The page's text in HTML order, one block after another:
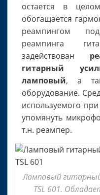
остается в
обогащается
реампингом
реампинга
задействован
гитарный
ламповый, а
оборудование.
используемого
упомянуть
т.н. реампер.
Ламповый
TSL 601.